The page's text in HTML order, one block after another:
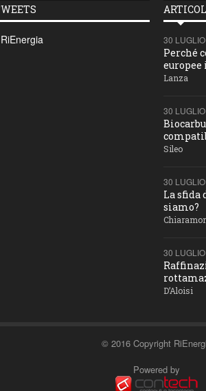
30
Perché
Lanza
30
Sileo
30
La sfida
siamo?
30
D’Aloisi
© 2016 Copyright
Powered by